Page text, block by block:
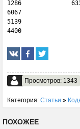
1286
6067
5139
4400
Просмотров: 1343
Категория: Статьи »
ПОХОЖЕЕ